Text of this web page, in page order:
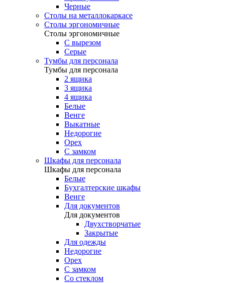
Черные
Столы на металлокаркасе
Столы эргономичные
Столы эргономичные
С вырезом
Серые
Тумбы для персонала
Тумбы для персонала
2 ящика
3 ящика
4 ящика
Белые
Венге
Выкатные
Недорогие
Орех
С замком
Шкафы для персонала
Шкафы для персонала
Белые
Бухгалтерские шкафы
Венге
Для документов
Для документов
Двухстворчатые
Закрытые
Для одежды
Недорогие
Орех
С замком
Со стеклом